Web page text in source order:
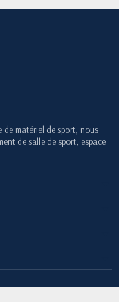
de matériel de sport, nous
de salle de sport, espace